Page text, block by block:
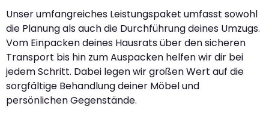
Unser umfangreiches Leistungspaket umfasst sowohl
die Planung als auch die Durchführung deines Umzugs.
Vom Einpacken deines Hausrats über den sicheren
Transport bis hin zum Auspacken helfen wir dir bei
jedem Schritt. Dabei legen wir großen Wert auf die
sorgfältige Behandlung deiner Möbel und
persönlichen Gegenstände.